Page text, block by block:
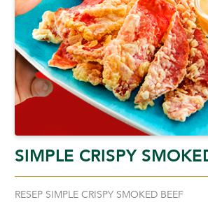
SIMPLE CRISPY
RESEP SIMPLE CRISPY SMOKED BEEF